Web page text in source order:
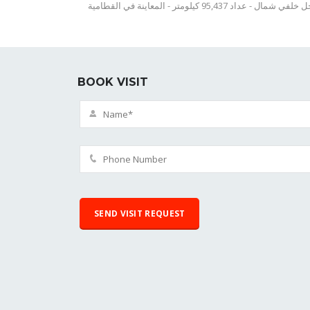
كيلومتر - المعاينة في القطامية
BOOK VISIT